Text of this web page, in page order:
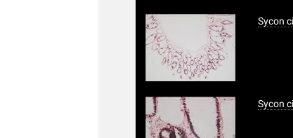
Sycon
Sycon